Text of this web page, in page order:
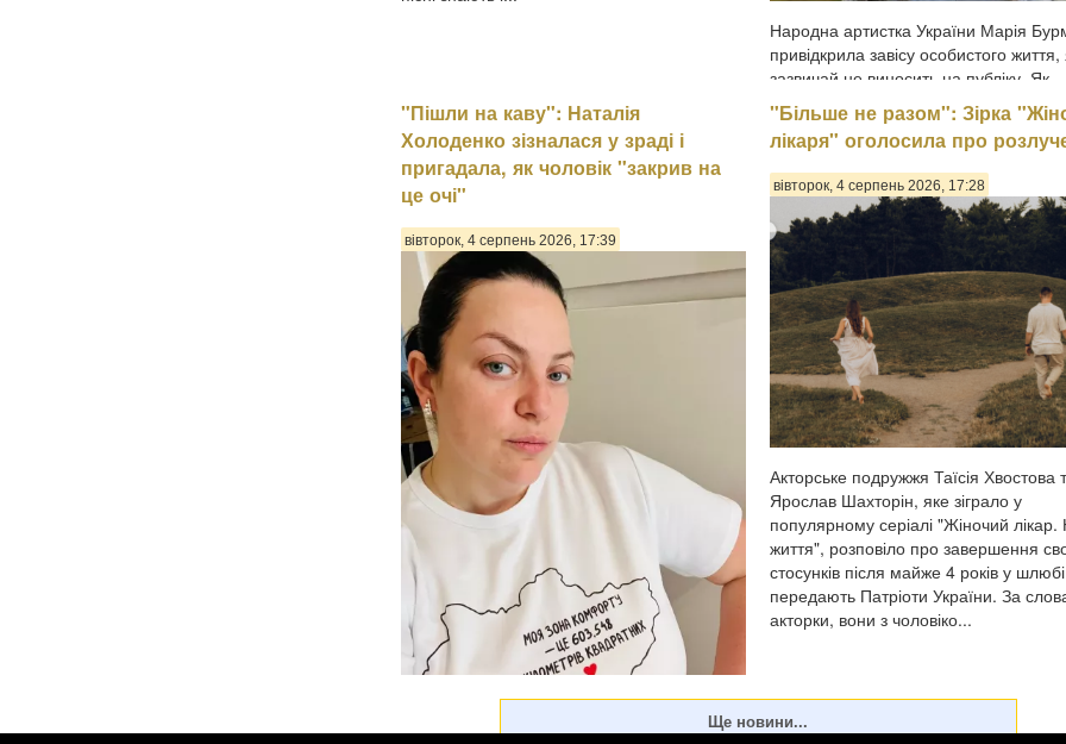
Народна артистка України Марія
привідкрила завісу особистого життя,
зазвичай не виносить на публіку. Як
поділилася 56-річна виконавиця,
серце не вільне, однак пов'язувати
узами шлюбу з партнером вона не
поспішає, передають Па...
"Пішли на каву": Наталія
Холоденко зізналася у зраді і
пригадала, як чоловік "закрив на
це очі"
вівторок, 4 серпень 2026, 17:39
Психологиня Наталія Холоденко зізналася,
що в минулому зраджувала партнера,
"Більше не разом": Зірка
лікаря" оголосила про
вівторок, 4 серпень 2026, 17:28
Акторське подружжя Таїсія Хвостова
Ярослав Шахторін, яке зіграло у
популярному серіалі "Жіночий
життя", розповіло про завершення
стосунків після майже 4 років у
передають Патріоти України. За
акторки, вони з чоловіко...